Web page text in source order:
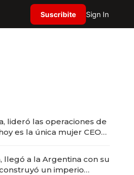
Suscribite Sign In
lideró las operaciones de
es la única mujer CEO
llegó a la Argentina con su
un imperio